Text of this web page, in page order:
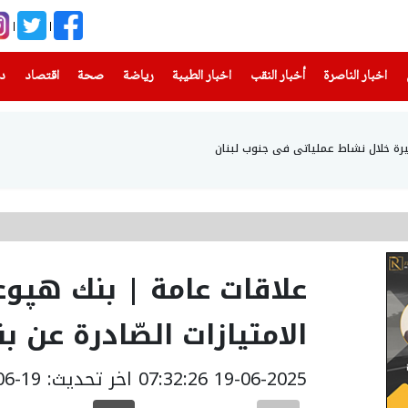
اخبار الناصرة
(current) أخبار النقب اخبار الطيبة(current) رياضة
(current) صحة(current) اقتصاد
خلال نشاط عملياتي في جنوب لبنان
علاقات عامة | بنك
الامتيازات الصّادرة عن
19-06-2025 07:32:26 اخر تحديث: 19-06-2025 11:26:00